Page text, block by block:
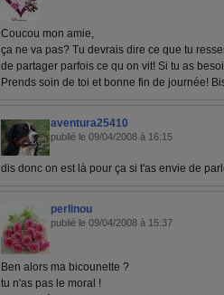
Coucou mon amie,
ça ne va pas? Tu devrais dire ce que tu
de partager parfois ce qu on vit! Si tu as
Prends soin de toi et bonne fin de journée!
aventura25410
publié le 09/04/2008 à 16:15
dis donc on est là pour ça si t'as envie de
perlinou
publié le 09/04/2008 à 15:37
Ben alors ma bicounette ?
tu n'as pas le moral !